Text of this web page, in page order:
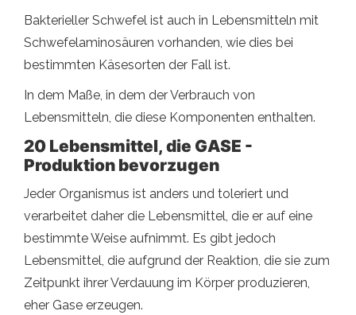
Bakterieller Schwefel ist auch in Lebensmitteln mit
Schwefelaminosäuren vorhanden, wie dies bei
bestimmten Käsesorten der Fall ist.
In dem Maße, in dem der Verbrauch von
Lebensmitteln, die diese Komponenten enthalten.
20 Lebensmittel, die GASE -
Produktion bevorzugen
Jeder Organismus ist anders und toleriert und
verarbeitet daher die Lebensmittel, die er auf eine
bestimmte Weise aufnimmt. Es gibt jedoch
Lebensmittel, die aufgrund der Reaktion, die sie zum
Zeitpunkt ihrer Verdauung im Körper produzieren,
eher Gase erzeugen.